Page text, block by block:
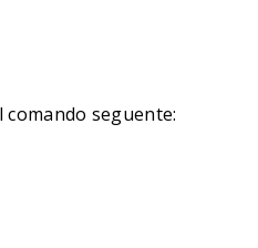
seguente: